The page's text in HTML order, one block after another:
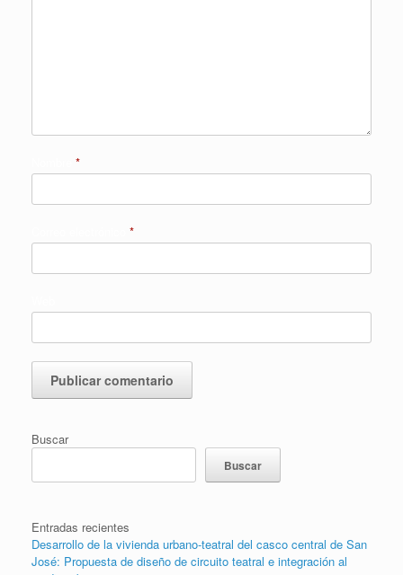
*
*
Buscar
Buscar
Entradas recientes
Desarrollo de la vivienda urbano-teatral del casco central de San
José: Propuesta de diseño de circuito teatral e integración al